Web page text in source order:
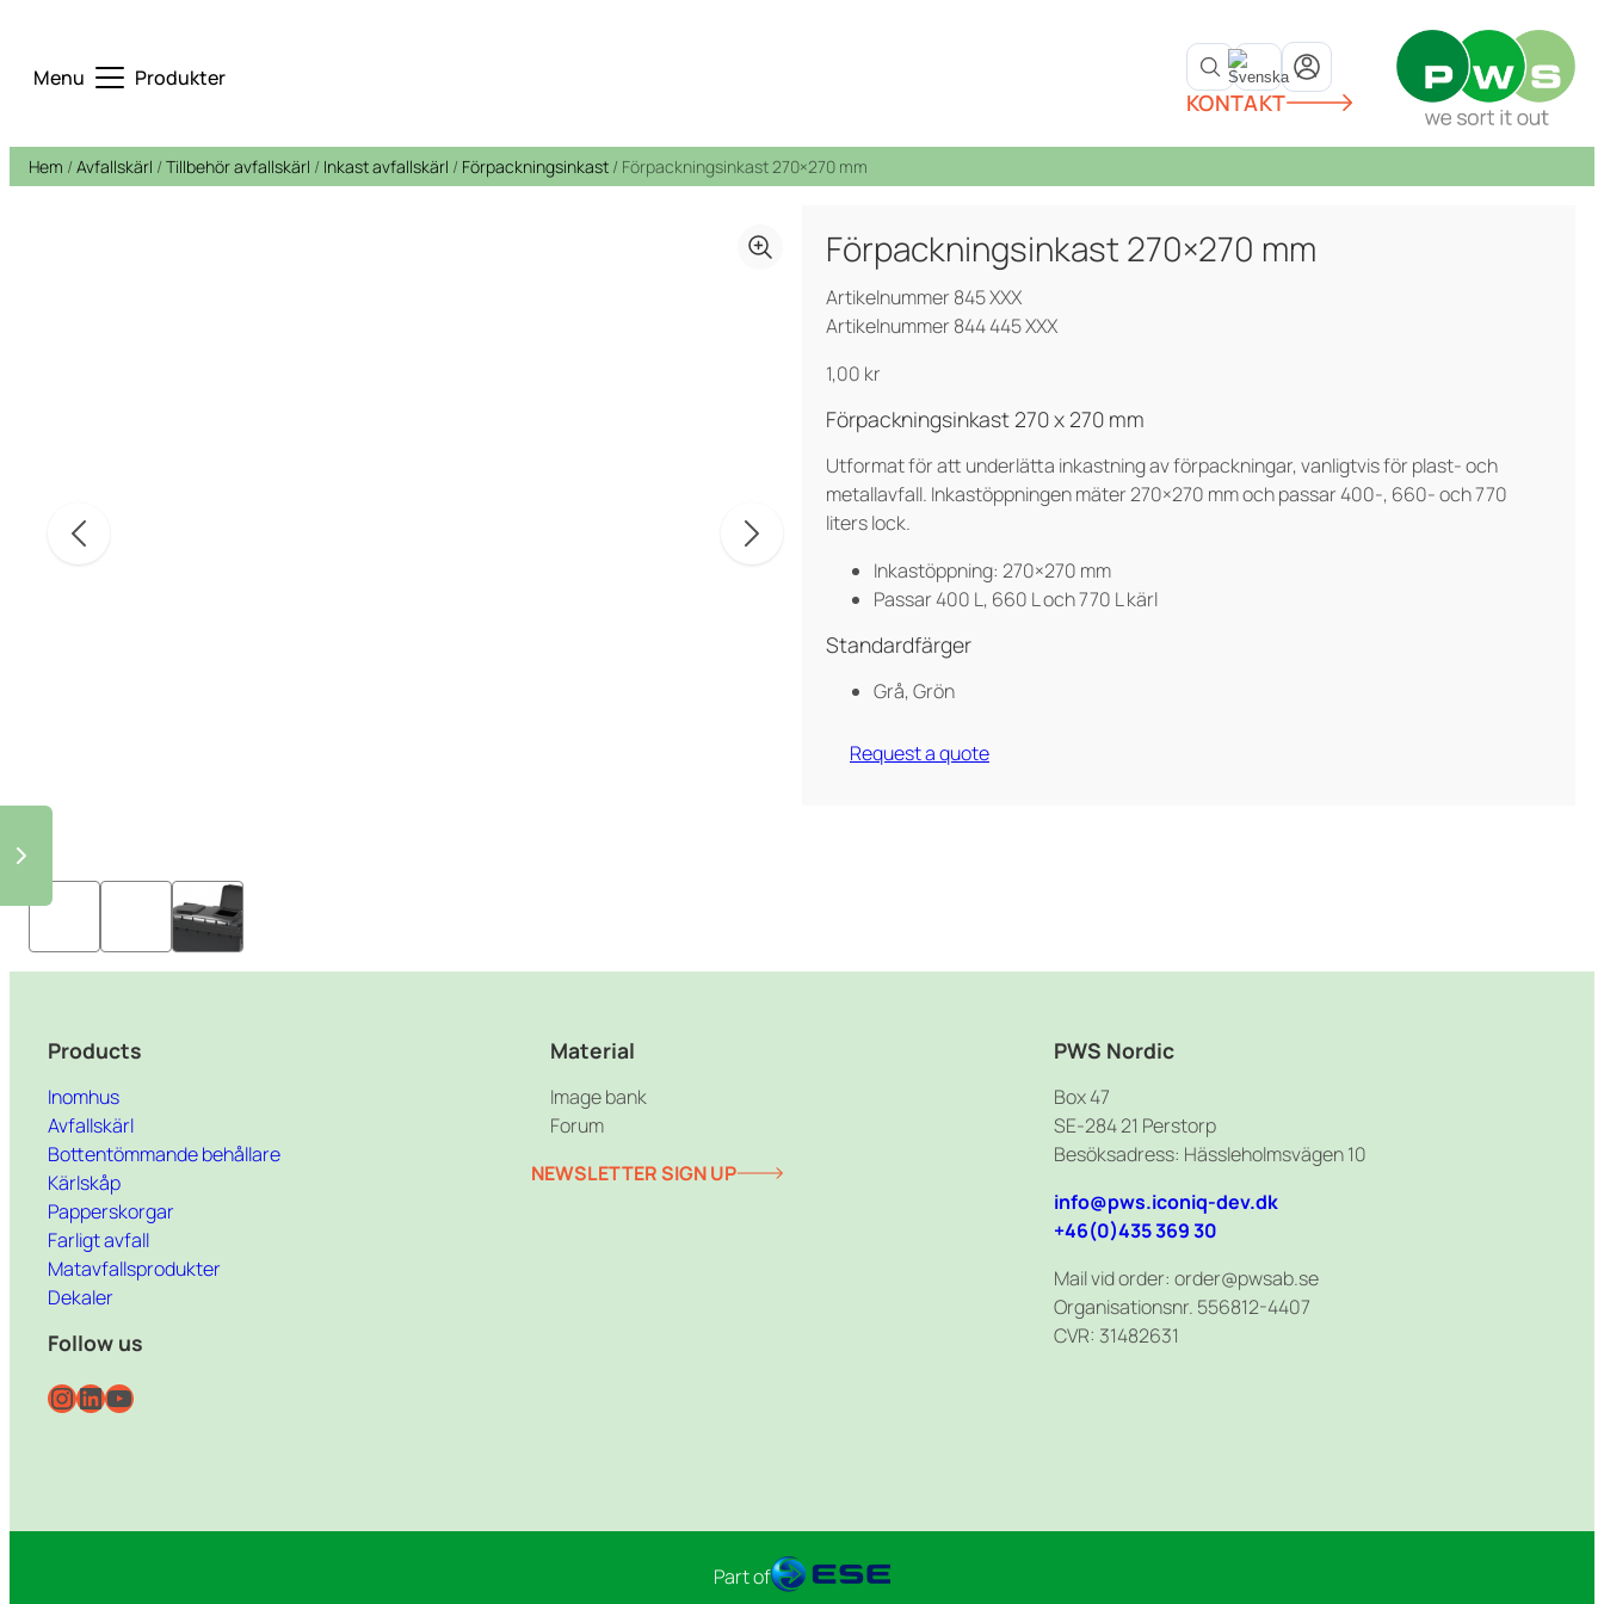
Menu
Bio Select matavfall
PWS stöttar Team Rynkeby
Spontanansökan
Certifieringar, Kvalite och ergonomi
Cirkulär strategi
Från avfall till resurs
Produkter
KONTAKT
Hem /Avfallskärl /Tillbehör avfallskärl / Inkast avfallskärl / Förpackningsinkast / Förpackningsinkast 270×270 mm
Förpackningsinkast 270×270 mm
Artikelnummer 845 XXX
Artikelnummer 844 445 XXX
1,00 kr
Förpackningsinkast 270 x 270 mm
Utformat för att underlätta inkastning av förpackningar, vanligtvis för plast- och
metallavfall. Inkastöppningen mäter 270×270 mm och passar 400-, 660- och 770
liters lock.
Inkastöppning: 270×270 mm
Passar 400 L, 660 L och 770 L kärl
Standardfärger
Grå, Grön
Request a quote
Products
Inomhus
Avfallskärl
Bottentömmande behållare
Kärlskåp
Papperskorgar
Farligt avfall
Matavfallsprodukter
Dekaler
Follow us
InstagramLinkedIn YouTube
Material
Image bank
Forum
NEWSLETTER SIGN UP
PWS Nordic
Box 47
SE-284 21 Perstorp
Besöksadress: Hässleholmsvägen 10
info@pws.iconiq-dev.dk
+46(0)435 369 30
Mail vid order: order@pwsab.se
Organisationsnr. 556812-4407
CVR: 31482631
Part of